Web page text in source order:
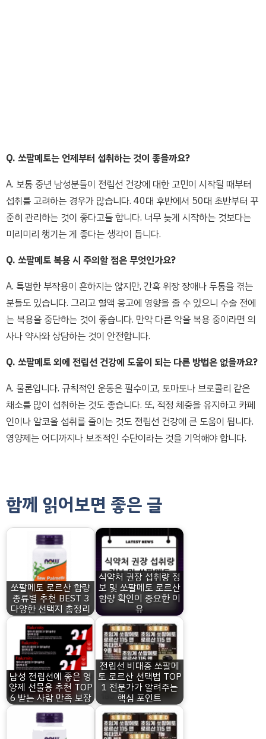
Q. 쏘팔메토는 언제부터 섭취하는 것이 좋을까요?
A. 보통 중년 남성분들이 전립선 건강에 대한 고민이 시작될 때부터
섭취를 고려하는 경우가 많습니다. 40대 후반에서 50대 초반부터 꾸
준히 관리하는 것이 좋다고들 합니다. 너무 늦게 시작하는 것보다는
미리미리 챙기는 게 좋다는 생각이 듭니다.
Q. 쏘팔메토 복용 시 주의할 점은 무엇인가요?
A. 특별한 부작용이 흔하지는 않지만, 간혹 위장 장애나 두통을 겪는
분들도 있습니다. 그리고 혈액 응고에 영향을 줄 수 있으니 수술 전에
는 복용을 중단하는 것이 좋습니다. 만약 다른 약을 복용 중이라면 의
사나 약사와 상담하는 것이 안전합니다.
Q. 쏘팔메토 외에 전립선 건강에 도움이 되는 다른 방법은 없을까요?
A. 물론입니다. 규칙적인 운동은 필수이고, 토마토나 브로콜리 같은
채소를 많이 섭취하는 것도 좋습니다. 또, 적정 체중을 유지하고 카페
인이나 알코올 섭취를 줄이는 것도 전립선 건강에 큰 도움이 됩니다.
영양제는 어디까지나 보조적인 수단이라는 것을 기억해야 합니다.
함께 읽어보면 좋은 글
쏘팔메토 로르산 함량
종류별 추천 BEST 3
다양한 선택지 총정리
식약처 권장 섭취량 정
보 및 쏘팔메토 로르산
함량 확인이 중요한 이
유
남성 전립선에 좋은 영
양제 선물용 추천 TOP
6 받는 사람 만족 보장
전립선 비대증 쏘팔메
토 로르산 선택법 TOP
1 전문가가 알려주는
핵심 포인트